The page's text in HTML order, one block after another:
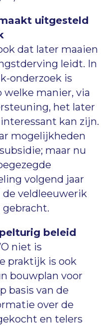
uitgesteld
dat later maaien
leidt. In
onderzoek is
welke manier, via
het later
kan zijn.
mogelijkheden
maar nu
volgend jaar
de veldleeuwerik
beleid
niet is
praktijk is ook
bouwplan voor
basis van de
over de
en telers